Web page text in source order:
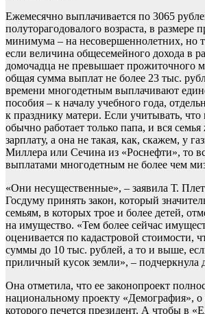
Ежемесячно выплачивается по 3065
полуторагодовалого возраста, в размере
минимума – на несовершеннолетних, но
если величина общесемейного дохода в
домочадца не превышает прожиточного
общая сумма выплат не более 23 тыс.
времени многодетным выплачивают
пособия – к началу учебного года,
к празднику матери. Если учитывать, что
обычно работает только папа, и вся
зарплату, а она не такая, как, скажем, у
Миллера или Сечина из «Роснефти», то
выплатами многодетным не более чем
«Они несущественные», – заявила Т.
Госдуму принять закон, который
семьям, в которых трое и более детей,
на имущество. «Тем более сейчас
оценивается по кадастровой стоимости,
суммы до 10 тыс. рублей, а то и выше,
приличный кусок земли», – подчеркнула
Она отметила, что ее законопроект
национальному проекту «Демография»,
которого печется президент. А чтобы в